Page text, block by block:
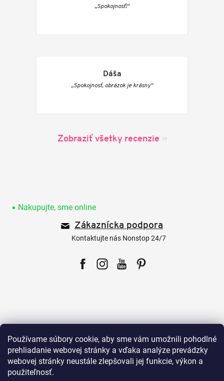
Používame súbory cookie, aby sme vám umožnili pohodlné
prehliadanie webovej stránky a vďaka analýze prevádzky
webovej stránky neustále zlepšovali jej funkcie, výkon a
použiteľnosť.
„Spokojnosť!“
Dáša
„Spokojnosť, obrázok je krásny“
Zobraziť všetky recenzie
Nakupujte, sme online
Zákaznícka podpora
Kontaktujte nás Nonstop 24/7
Pre zákazníkov